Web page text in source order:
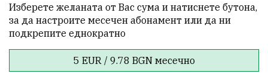
Изберете желаната от Вас сума и натиснете бутона,
за да настроите месечен абонамент или да ни
подкрепите еднократно
5 EUR / 9.78 BGN месечно